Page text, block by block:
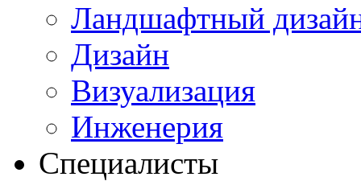
Ландшафтный
Дизайн
Визуализация
Инженерия
Специалисты